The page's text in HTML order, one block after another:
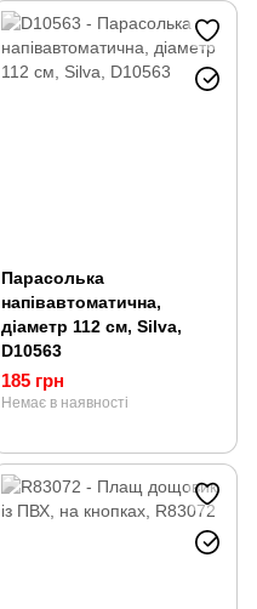
Парасолька
напівавтоматична,
діаметр 112 см, Silva,
D10563
185 грн
Немає в наявності